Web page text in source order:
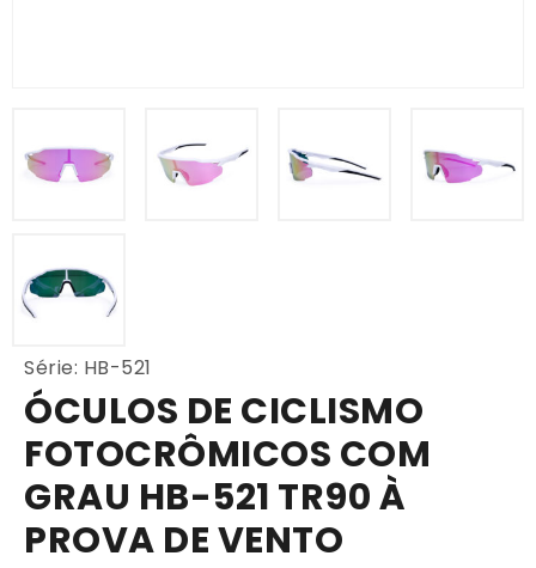
Série: HB-521
ÓCULOS DE CICLISMO
FOTOCRÔMICOS COM
GRAU HB-521 TR90 À
PROVA DE VENTO